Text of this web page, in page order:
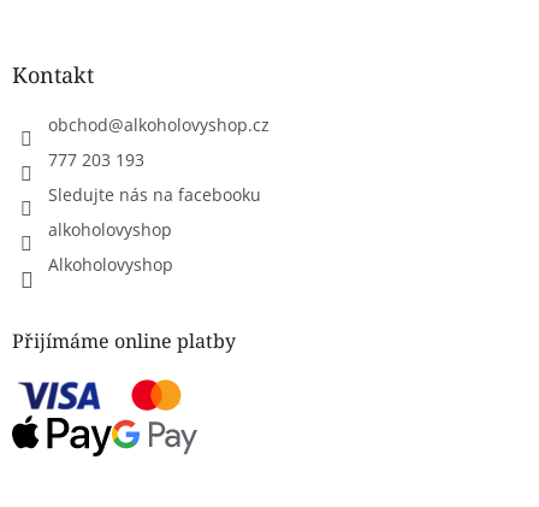
Kontakt
obchod@alkoholovyshop.cz
777 203 193
Sledujte nás na facebooku
alkoholovyshop
Alkoholovyshop
Přijímáme online platby